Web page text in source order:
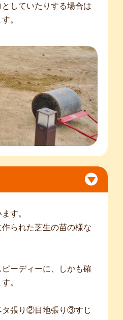
していたりする場合は
。
す。
られた芝生の苗の様な
ーディーに、しかも確
。
張り②目地張り③すじ